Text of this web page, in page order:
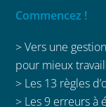
Commencez !
> Vers une
pour mieux
> Les 13 règles
> Les 9 erreurs à